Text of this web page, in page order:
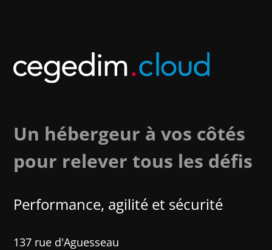
Un hébergeur à vos côtés
pour relever tous les défis
Performance, agilité et sécurité​
137 rue d'Aguesseau